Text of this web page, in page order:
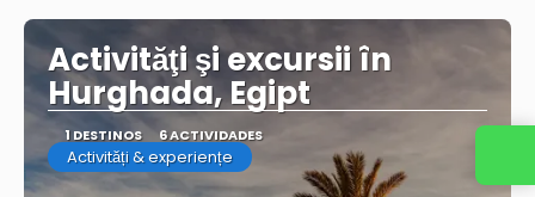
Activităţi şi excursii în
Hurghada, Egipt
1 DESTINOS 6 ACTIVIDADES
Activități & experiențe